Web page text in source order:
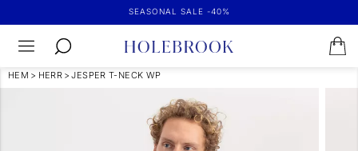
SEASONAL SALE -40%
HEM > HERR > JESPER T-NECK WP